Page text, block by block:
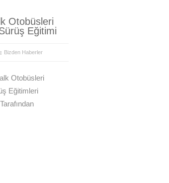
Otobüsleri
Eğitimi
Bizden Haberler
Otobüsleri
Eğitimleri